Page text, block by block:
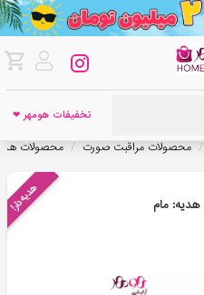
تخفیفات هومهر ❤
/ محصولات مراقبت صورت / محصولات
هدیه‌دار!